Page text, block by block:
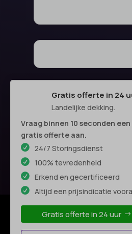
Gratis offerte in 24
Landelijke dekking.
Vraag binnen 10 seconden een
gratis offerte aan.
24/7 Storingsdienst
100% tevredenheid
Erkend en gecertificeerd
Altijd een prijsindicatie
Gratis offerte in 24 uur
© Copyright SA Elektro
Privacyverklaring|
Disclaimer